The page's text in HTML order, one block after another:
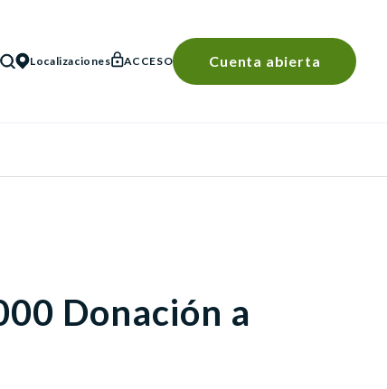
BÚSQUEDA
Localizaciones ACCESO Cuenta abierta
Donación a